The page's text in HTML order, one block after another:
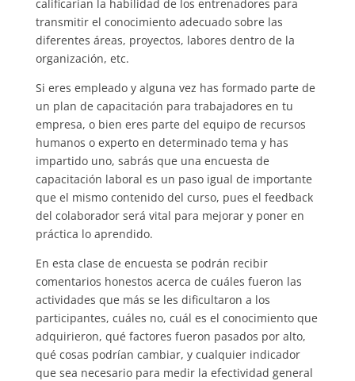
calificarían la habilidad de los entrenadores para
transmitir el conocimiento adecuado sobre las
diferentes áreas, proyectos, labores dentro de la
organización, etc.
Si eres empleado y alguna vez has formado parte de
un plan de capacitación para trabajadores en tu
empresa, o bien eres parte del equipo de recursos
humanos o experto en determinado tema y has
impartido uno, sabrás que una encuesta de
capacitación laboral es un paso igual de importante
que el mismo contenido del curso, pues el feedback
del colaborador será vital para mejorar y poner en
práctica lo aprendido.
En esta clase de encuesta se podrán recibir
comentarios honestos acerca de cuáles fueron las
actividades que más se les dificultaron a los
participantes, cuáles no, cuál es el conocimiento que
adquirieron, qué factores fueron pasados por alto,
qué cosas podrían cambiar, y cualquier indicador
que sea necesario para medir la efectividad general